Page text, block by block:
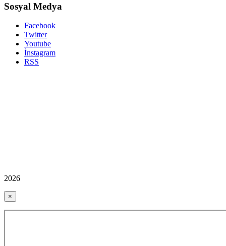
Sosyal Medya
Facebook
Twitter
Youtube
İnstagram
RSS
2026
×